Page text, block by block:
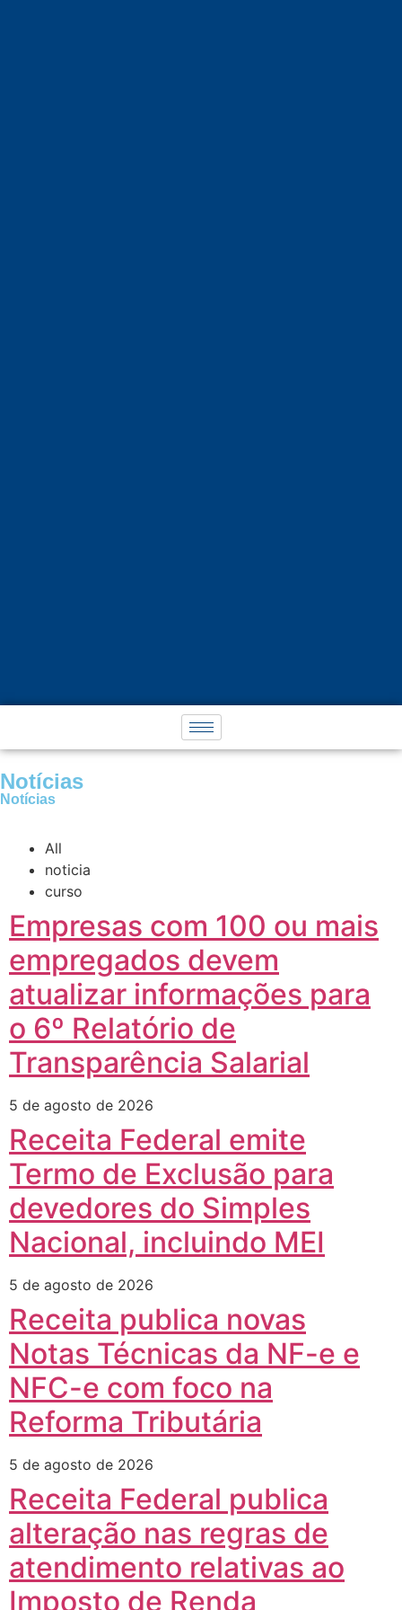
Notícias
Notícias
All
noticia
curso
Empresas com 100 ou mais
empregados devem
atualizar informações para
o 6º Relatório de
Transparência Salarial
5 de agosto de 2026
Receita Federal emite
Termo de Exclusão para
devedores do Simples
Nacional, incluindo MEI
5 de agosto de 2026
Receita publica novas
Notas Técnicas da NF-e e
NFC-e com foco na
Reforma Tributária
5 de agosto de 2026
Receita Federal publica
alteração nas regras de
atendimento relativas ao
Imposto de Renda